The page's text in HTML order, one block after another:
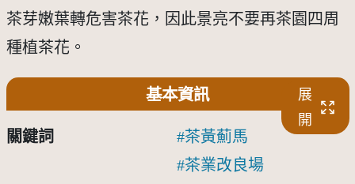
茶芽嫩葉轉危害茶花，因此景亮不要再茶園四周
種植茶花。
基本資訊
展
開
關鍵詞
茶黃薊馬
茶業改良場